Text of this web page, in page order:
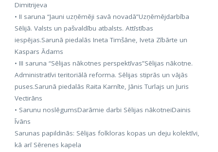
Dimitrijeva
• II saruna “Jauni uzņēmēji savā novadā”Uzņēmējdarbība
Sēlijā. Valsts un pašvaldību atbalsts. Attīstības
iespējas.Sarunā piedalās Ineta Timšāne, Iveta Zībārte un
Kaspars Ādams
• III saruna “Sēlijas nākotnes perspektīvas”Sēlijas nākotne.
Administratīvi teritoriālā reforma. Sēlijas stiprās un vājās
puses.Sarunā piedalās Raita Karnīte, Jānis Turlajs un Juris
Vectirāns
• Sarunu noslēgumsDarāmie darbi Sēlijas nākotneiDainis
Īvāns
Sarunas papildinās: Sēlijas folkloras kopas un deju kolektīvi,
kā arī Sērenes kapela